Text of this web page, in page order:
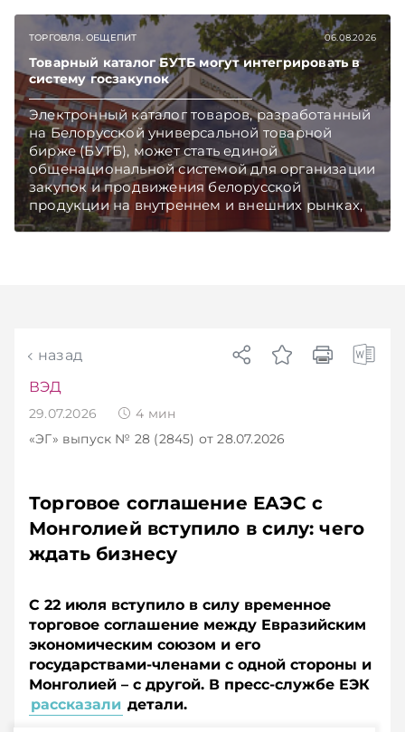
ТОРГОВЛЯ. ОБЩЕПИТ 06.08.2026
Товарный каталог БУТБ могут интегрировать в
систему госзакупок
Электронный каталог товаров, разработанный
на Белорусской универсальной товарной
бирже (БУТБ), может стать единой
общенациональной системой для организации
закупок и продвижения белорусской
продукции на внутреннем и внешних рынках,
сообщает пресс-служба МАРТ.
назад
ВЭД
29.07.2026 4 мин
«ЭГ» выпуск № 28 (2845) от 28.07.2026
Торговое соглашение ЕАЭС с
Монголией вступило в силу: чего
ждать бизнесу
С 22 июля вступило в силу временное
торговое соглашение между Евразийским
экономическим союзом и его
государствами-членами с одной стороны и
Монголией – с другой. В пресс-службе ЕЭК
рассказали детали.